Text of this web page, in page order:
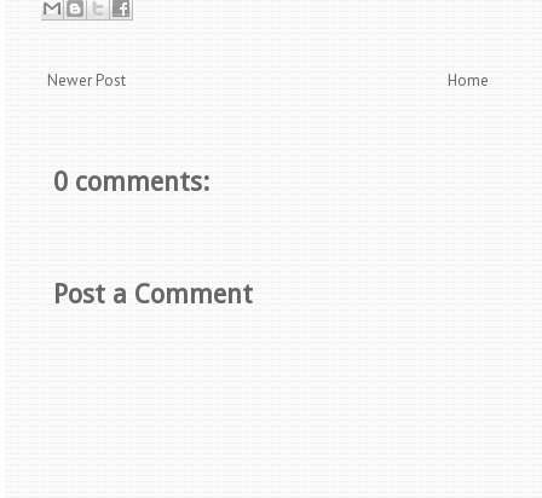
Newer Post Home
0 comments:
Post a Comment